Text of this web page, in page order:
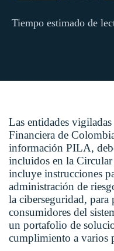
Tiempo estimado de
Las entidades
Financiera de
información PILA,
incluidos en la
incluye instrucciones
administración de
la ciberseguridad,
consumidores del
un portafolio de
cumplimiento a varios